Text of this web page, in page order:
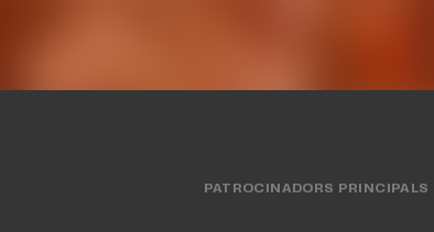
PATROCINADORS PRINCIPALS